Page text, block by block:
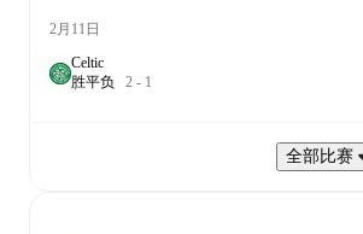
2月11日
Celtic
胜平负 2 - 1
全部比赛